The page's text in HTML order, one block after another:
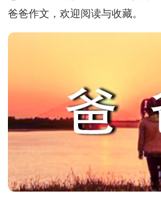
爸爸作文，欢迎阅读与收藏。